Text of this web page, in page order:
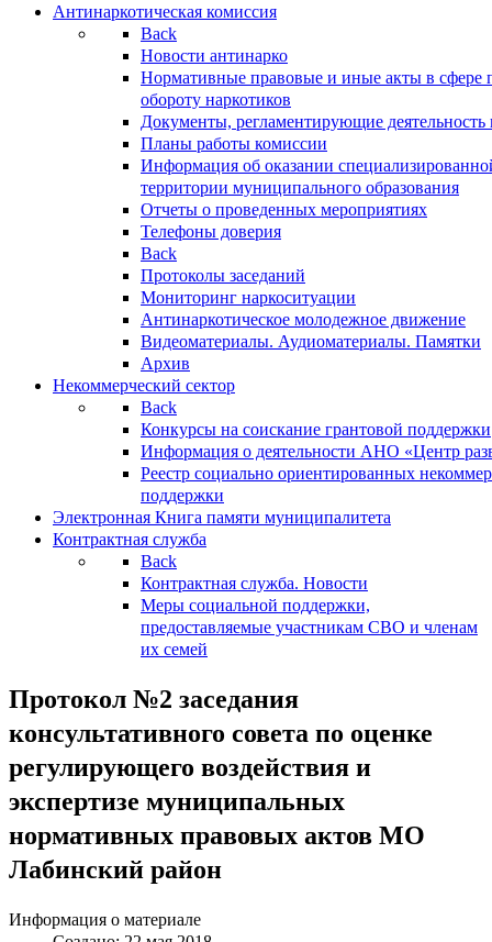
Антинаркотическая комиссия
Back
Новости антинарко
Нормативные правовые и иные акты в сфере
обороту наркотиков
Документы, регламентирующие деятельность
Планы работы комиссии
Информация об оказании
территории муниципального образования
Отчеты о проведенных мероприятиях
Телефоны доверия
Back
Протоколы заседаний
Мониторинг наркоситуации
Антинаркотическое молодежное движение
Видеоматериалы. Аудиоматериалы. Памятки
Архив
Некоммерческий сектор
Back
Конкурсы на соискание грантовой поддержки
Информация о деятельности АНО «Центр
Реестр социально ориентированных
поддержки
Электронная Книга памяти муниципалитета
Контрактная служба
Back
Контрактная служба. Новости
Меры социальной поддержки,
предоставляемые участникам СВО и членам
их семей
Протокол №2 заседания
консультативного совета по оценке
регулирующего воздействия и
экспертизе муниципальных
нормативных правовых актов МО
Лабинский район
Информация о материале